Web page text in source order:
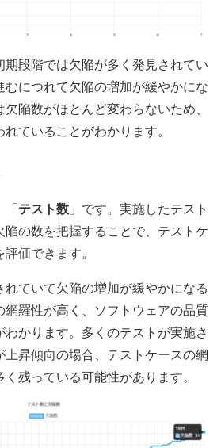
段階では欠陥が多く発見されてい
むにつれて欠陥の増加が緩やかにな
陥数がほとんど変わらないため、
ていることがわかります。
「テスト数 」です。実施したテスト
の数を把握することで、テストケ
価できます。
ていて欠陥の増加が緩やかになる
羅性が高く、ソフトウェアの品質
かります。多くのテストが実施さ
上昇傾向の場合、テストケースの網
残っている可能性があります。